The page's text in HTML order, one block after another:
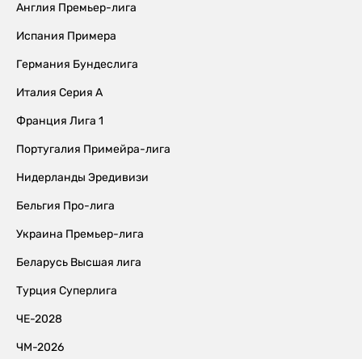
Англия Премьер-лига
Испания Примера
Германия Бундеслига
Италия Серия А
Франция Лига 1
Португалия Примейра-лига
Нидерланды Эредивизи
Бельгия Про-лига
Украина Премьер-лига
Беларусь Высшая лига
Турция Суперлига
ЧЕ-2028
ЧМ-2026